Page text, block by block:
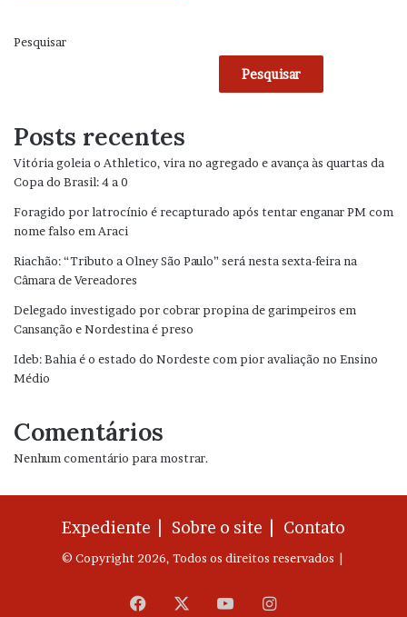
Pesquisar
Pesquisar
Posts recentes
Vitória goleia o Athletico, vira no agregado e avança às quartas da
Copa do Brasil: 4 a 0
Foragido por latrocínio é recapturado após tentar enganar PM com
nome falso em Araci
Riachão: “Tributo a Olney São Paulo” será nesta sexta-feira na
Câmara de Vereadores
Delegado investigado por cobrar propina de garimpeiros em
Cansanção e Nordestina é preso
Ideb: Bahia é o estado do Nordeste com pior avaliação no Ensino
Médio
Comentários
Nenhum comentário para mostrar.
Expediente | Sobre o site | Contato
© Copyright 2026, Todos os direitos reservados |
Facebook YouTubeInstagram